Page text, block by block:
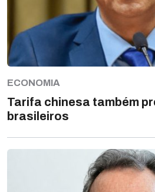
ECONOMIA
Tarifa chinesa também
brasileiros